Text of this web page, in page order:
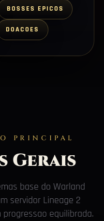
BOSSES EPICOS
DOACOES
PRINCIPAL
Gerais
base do Warland
servidor Lineage 2
equilibrada.